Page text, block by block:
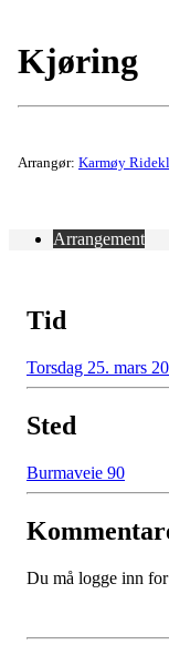
Kjøring
Arrangør: Karmøy
Arrangement
Tid
Torsdag 25. mars
Sted
Burmaveie 90
Du må logge inn